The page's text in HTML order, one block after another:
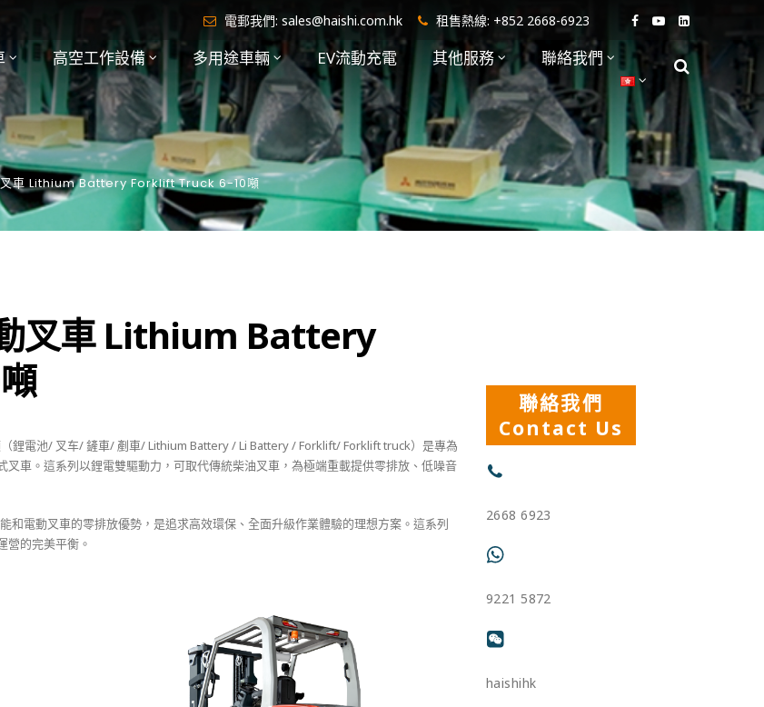
電郵我們: sales@haishi.com.hk 租售熱線: +852 2668-6923
高空工作設備 多用途車輛 EV流動充電 其他服務 聯絡我們
叉車 Lithium Battery Forklift Truck 6-10噸
叉車 Lithium Battery
鋰電池/ 叉车/ 鏟車/ 剷車/ Lithium Battery / Li Battery / Forklift/ Forklift truck）是專為
車。這系列以鋰電雙驅動力，可取代傳統柴油叉車，為極端重載提供零排放、低噪音
和電動叉車的零排放優勢，是追求高效環保、全面升級作業體驗的理想方案。這系列
營的完美平衡。
聯絡我們
Contact Us
2668 6923
9221 5872
haishihk